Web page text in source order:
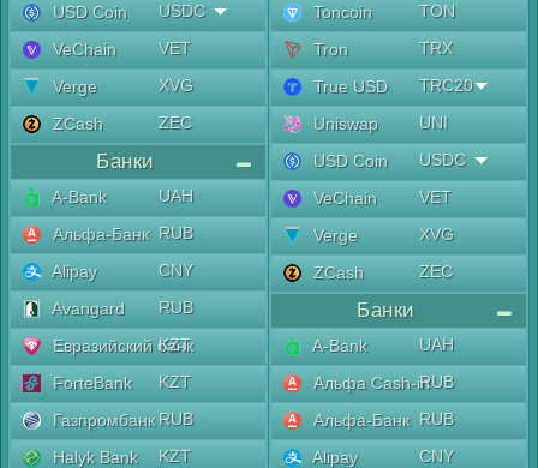
USD Coin
USDC
VeChain
VET
Verge
XVG
ZCash
ZEC
Банки
A-Bank
UAH
Альфа-Банк RUB
Alipay
CNY
Avangard
RUB
Евразийский банк
KZT
ForteBank
KZT
Газпромбанк RUB
Halyk Bank
KZT
Toncoin
TON
Tron
TRX
True USD
TRC20
Uniswap
UNI
USD Coin
USDC
VeChain
VET
Verge
XVG
ZCash
ZEC
Банки
A-Bank
UAH
Альфа Cash-inRUB
Альфа-Банк RUB
Alipay
CNY